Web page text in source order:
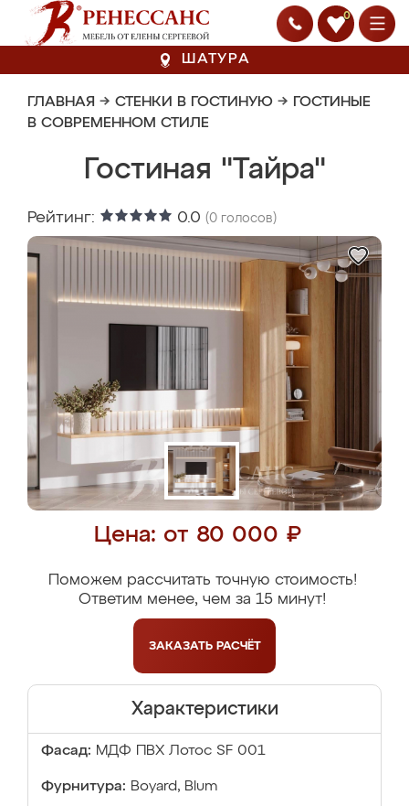
0
ШАТУРА
ГЛАВНАЯ → СТЕНКИ В ГОСТИНУЮ → ГОСТИНЫЕ
В СОВРЕМЕННОМ СТИЛЕ
Гостиная "Тайра"
Рейтинг: 0.0 (0 голосов)
Цена: от 80 000 ₽
Поможем рассчитать точную стоимость!
Ответим менее, чем за 15 минут!
ЗАКАЗАТЬ РАСЧЁТ
Характеристики
Фасад: МДФ ПВХ Лотос SF 001
Фурнитура: Boyard, Blum